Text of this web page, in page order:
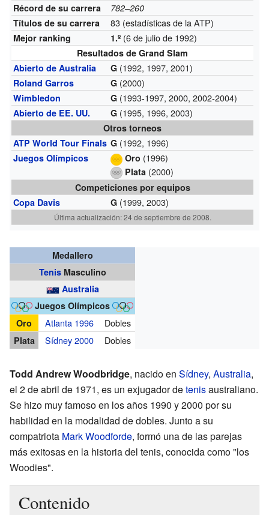
Récord de su carrera
782–260
Títulos de su carrera
83 (estadísticas de la ATP)
Mejor ranking 1.º (6 de julio de 1992)
Resultados de Grand Slam
Abierto de Australia
G (1992, 1997, 2001)
Roland Garros G (2000)
Wimbledon G (1993-1997, 2000, 2002-2004)
Abierto de EE. UU. G (1995, 1996, 2003)
Otros torneos
ATP World Tour Finals G (1992, 1996)
Juegos Olímpicos Oro (1996)
Plata (2000)
Competiciones por equipos
Copa Davis
G (1999, 2003)
Última actualización: 24 de septiembre de 2008.
Medallero
TenisMasculino
Australia
Juegos Olímpicos
Oro
Atlanta 1996 Dobles
Plata Sídney 2000 Dobles
Todd Andrew Woodbridge, nacido en Sídney, Australia,
el 2 de abril de 1971, es un exjugador detenisaustraliano.
Se hizo muy famoso en los años 1990 y 2000 por su
habilidad en la modalidad de dobles. Junto a su
compatriota Mark Woodforde, formó una de las parejas
más exitosas en la historia del tenis, conocida como "los
Woodies".
Contenido